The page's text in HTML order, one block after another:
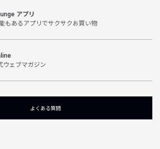
アプリ
もあるアプリでサクサクお買い物
ウェブマガジン
よくある質問